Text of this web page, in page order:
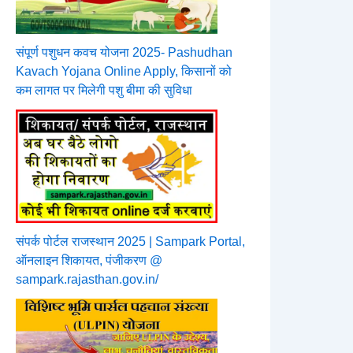
संपूर्ण पशुधन कवच योजना 2025- Pashudhan
Kavach Yojana Online Apply, किसानों को
कम लागत पर मिलेगी पशु बीमा की सुविधा
संपर्क पोर्टल राजस्थान 2025 | Sampark Portal,
ऑनलाइन शिकायत, पंजीकरण @
sampark.rajasthan.gov.in/